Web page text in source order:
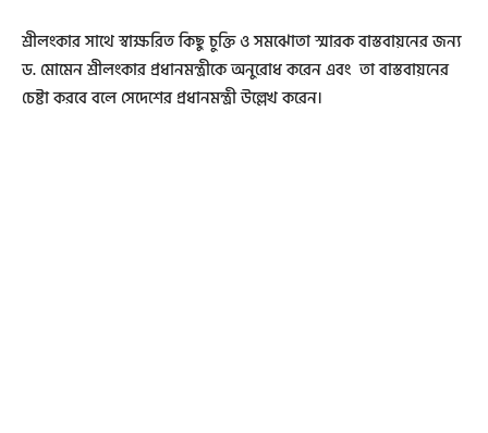
শ্রীলংকার সাথে স্বাক্ষরিত কিছু চুক্তি ও সমঝোতা স্মারক বাস্তবায়নের জন্য
ড. মোমেন শ্রীলংকার প্রধানমন্ত্রীকে অনুরোধ করেন এবং তা বাস্তবায়নের
চেষ্টা করবে বলে সেদেশের প্রধানমন্ত্রী উল্লেখ করেন।